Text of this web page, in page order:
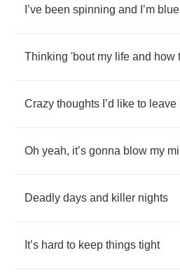
’ve been spinning and ’m blue
Thinking 'bout my life and how
Crazy thoughts ’d like to leave
Oh yeah, it’s gonna blow my
Deadly days and killer nights
It’s hard to keep things tight